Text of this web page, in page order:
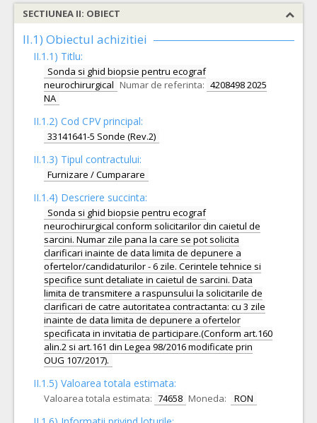
SECTIUNEA II: OBIECT
II.1) Obiectul achizitiei
II.1.1) Titlu:
Sonda si ghid biopsie pentru ecograf
neurochirurgical Numar de referinta: 4208498 2025
NA
II.1.2) Cod CPV principal:
33141641-5 Sonde (Rev.2)
II.1.3) Tipul contractului:
Furnizare / Cumparare
II.1.4) Descriere succinta:
Sonda si ghid biopsie pentru ecograf
neurochirurgical conform solicitarilor din caietul de
sarcini. Numar zile pana la care se pot solicita
clarificari inainte de data limita de depunere a
ofertelor/candidaturilor - 6 zile. Cerintele tehnice si
specifice sunt detaliate in caietul de sarcini. Data
limita de transmitere a raspunsului la solicitarile de
clarificari de catre autoritatea contractanta: cu 3 zile
inainte de data limita de depunere a ofertelor
specificata in invitatia de participare.(Conform art.160
alin.2 si art.161 din Legea 98/2016 modificate prin
OUG 107/2017).
II.1.5) Valoarea totala estimata:
Valoarea totala estimata: 74658 Moneda: RON